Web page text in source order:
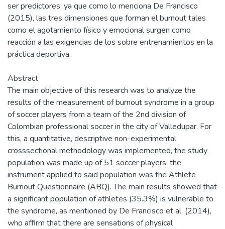
ser predictores, ya que como lo menciona De Francisco
(2015), las tres dimensiones que forman el burnout tales
como el agotamiento físico y emocional surgen como
reacción a las exigencias de los sobre entrenamientos en la
práctica deportiva.
Abstract
The main objective of this research was to analyze the
results of the measurement of burnout syndrome in a group
of soccer players from a team of the 2nd division of
Colombian professional soccer in the city of Valledupar. For
this, a quantitative, descriptive non-experimental
crosssectional methodology was implemented, the study
population was made up of 51 soccer players, the
instrument applied to said population was the Athlete
Burnout Questionnaire (ABQ). The main results showed that
a significant population of athletes (35.3%) is vulnerable to
the syndrome, as mentioned by De Francisco et al. (2014),
who affirm that there are sensations of physical